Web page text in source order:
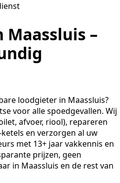
–
loodgieter in Maassluis?
voor alle spoedgevallen. Wij
afvoer, riool), repareren
en verzorgen al uw
met 13+ jaar vakkennis en
prijzen, geen
in Maassluis en de rest van